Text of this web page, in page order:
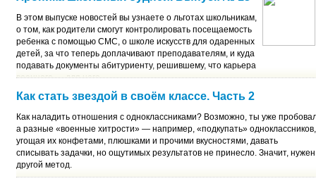
В этом выпуске новостей вы узнаете о льготах школьникам,
о том, как родители смогут контролировать посещаемость
ребенка с помощью СМС, о школе искусств для одаренных
детей, за что теперь доплачивают преподавателям, и куда
подавать документы абитуриенту, решившему, что карьера
военного — для него.
Как стать звездой в своём классе. Часть 2
Как наладить отношения с одноклассниками? Возможно, ты уже
а разные «военные хитрости» — например, «подкупать» одноклассников,
угощая их конфетами, плюшками и прочими вкусностями, давать
списывать задачки, но ощутимых результатов не принесло. Значит, нужен
другой метод.